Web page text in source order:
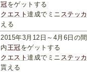
冠をゲットする
クエスト達成でミニ ステッ
える
2015年3月12日～4月6日の
内王冠をゲットする
クエスト達成でミニ ステッ
貰える